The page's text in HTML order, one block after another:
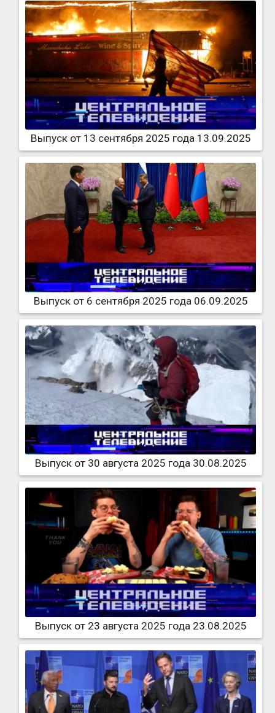
Выпуск от 13 сентября 2025 года 13.09.2025
Выпуск от 6 сентября 2025 года 06.09.2025
Выпуск от 30 августа 2025 года 30.08.2025
Выпуск от 23 августа 2025 года 23.08.2025